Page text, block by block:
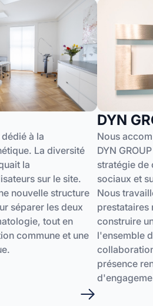
à la
La diversité
la
sur le site.
nouvelle structure
séparer les deux
tout en
commune et une
DYN
Nous
DYN
stratégie de
sociaux et
Nous
prestataires
construire
l'ensemble
présence